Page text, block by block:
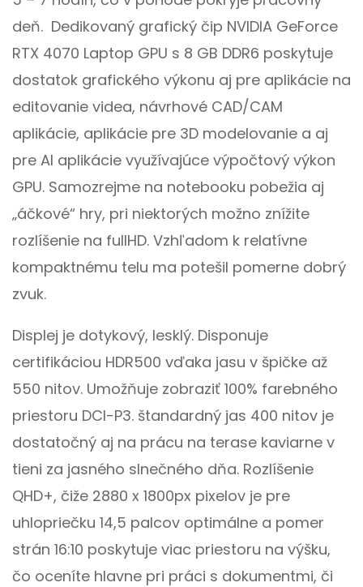
deň. Dedikovaný grafický čip NVIDIA GeForce
RTX 4070 Laptop GPU s 8 GB DDR6 poskytuje
dostatok grafického výkonu aj pre aplikácie na
editovanie videa, návrhové CAD/CAM
aplikácie, aplikácie pre 3D modelovanie a aj
pre AI aplikácie využívajúce výpočtový výkon
GPU. Samozrejme na notebooku pobežia aj
„áčkové“ hry, pri niektorých možno znížite
rozlíšenie na fullHD. Vzhľadom k relatívne
kompaktnému telu ma potešil pomerne dobrý
zvuk.
Displej je dotykový, lesklý. Disponuje
certifikáciou HDR500 vďaka jasu v špičke až
550 nitov. Umožňuje zobraziť 100% farebného
priestoru DCI-P3. štandardný jas 400 nitov je
dostatočný aj na prácu na terase kaviarne v
tieni za jasného slnečného dňa. Rozlíšenie
QHD+, čiže 2880 x 1800px pixelov je pre
uhlopriečku 14,5 palcov optimálne a pomer
strán 16:10 poskytuje viac priestoru na výšku,
čo oceníte hlavne pri práci s dokumentmi, či